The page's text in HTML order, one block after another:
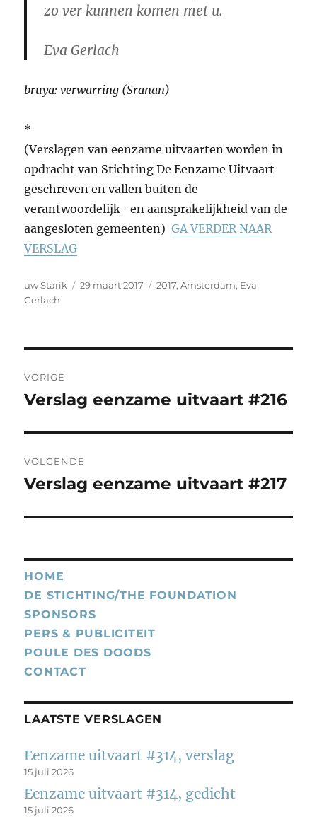
zo ver kunnen komen met u.
Eva Gerlach
bruya: verwarring (Sranan)
*
(Verslagen van eenzame uitvaarten worden in
opdracht van Stichting De Eenzame Uitvaart
geschreven en vallen buiten de
verantwoordelijk- en aansprakelijkheid van de
aangesloten gemeenten)GA VERDER NAAR
VERSLAG
Auteur
uw Starik
Geplaatst
29 maart 2017 Tags
2017,Amsterdam, Eva
Gerlach
navigatie
VORIGE
Vorig
Verslag eenzame uitvaart #216
VOLGENDE
Volgend
Verslag eenzame uitvaart #217
HOME
DE STICHTING/THE FOUNDATION
SPONSORS
PERS & PUBLICITEIT
POULE DES DOODS
CONTACT
LAATSTE VERSLAGEN
Eenzame uitvaart #314, verslag
15 juli 2026
Eenzame uitvaart #314, gedicht
15 juli 2026